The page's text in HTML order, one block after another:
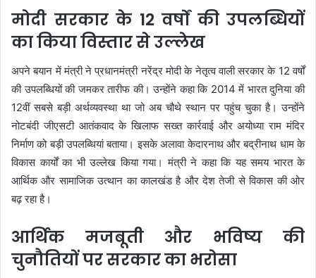
मोदी सरकार के 12 वर्षों की उपलब्धियों
का किया विस्तार से उल्लेख
अपने बयान में मंत्री ने प्रधानमंत्रीनरेंद्र मोदीके नेतृत्व वाली सरकार के 12 वर्षों
की उपलब्धियों की जमकर तारीफ की। उन्होंने कहा कि 2014 में भारत दुनिया की
12वीं सबसे बड़ी अर्थव्यवस्था था जो अब चौथे स्थान पर पहुंच चुका है। उन्होंने
नोटबंदी जीएसटी आतंकवाद के खिलाफ सख्त कार्रवाई और अयोध्या राम मंदिर
निर्माण को बड़ी उपलब्धियां बताया। इसके अलावा केदारनाथ और बद्रीनाथ धाम के
विकास कार्यों का भी उल्लेख किया गया। मंत्री ने कहा कि यह समय भारत के
आर्थिक और सामाजिक उत्थान का कालखंड है और देश तेजी से विकास की ओर
बढ़ रहा है।
आर्थिक मजबूती और भविष्य की
चुनौतियों पर सरकार का भरोसा